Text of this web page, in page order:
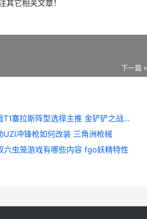
它相关文章！
下一篇 »
金铲铲之战T1塞拉斯阵型选择主推 金铲铲之战赛季
UZI冲锋枪如何改装 三角洲枪械
六虫笼游戏有哪些内容 fgo妖精特性